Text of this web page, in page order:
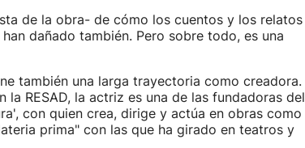
de la obra- de cómo los cuentos y los relatos
dañado también. Pero sobre todo, es una
también una larga trayectoria como creadora.
RESAD, la actriz es una de las fundadoras del
con quien crea, dirige y actúa en obras como
prima" con las que ha girado en teatros y